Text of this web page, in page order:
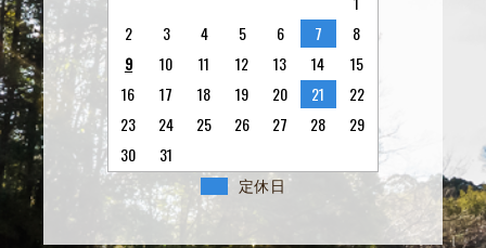
2
3 4 5 6 7
8
9
10 11 12 13 14
15
16
17 18 19 20 21
22
23
24 25 26 27 28
29
30
31
定休日